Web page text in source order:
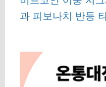
과 피보나치 반등